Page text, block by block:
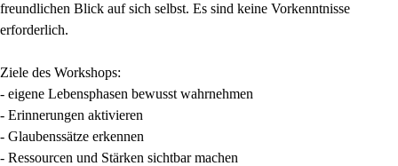
freundlichen Blick auf sich selbst. Es sind keine Vorkenntnisse
erforderlich.
Ziele des Workshops:
- eigene Lebensphasen bewusst wahrnehmen
- Erinnerungen aktivieren
- Glaubenssätze erkennen
- Ressourcen und Stärken sichtbar machen